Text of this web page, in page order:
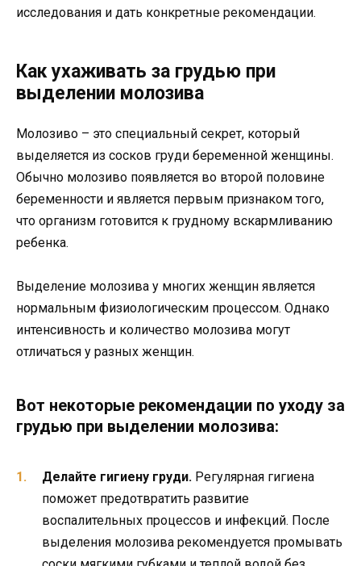
исследования и дать конкретные рекомендации.
Как ухаживать за грудью при
выделении молозива
Молозиво – это специальный секрет, который
выделяется из сосков груди беременной женщины.
Обычно молозиво появляется во второй половине
беременности и является первым признаком того,
что организм готовится к грудному вскармливанию
ребенка.
Выделение молозива у многих женщин является
нормальным физиологическим процессом. Однако
интенсивность и количество молозива могут
отличаться у разных женщин.
Вот некоторые рекомендации по уходу за
грудью при выделении молозива:
Делайте гигиену груди. Регулярная гигиена
поможет предотвратить развитие
воспалительных процессов и инфекций. После
выделения молозива рекомендуется промывать